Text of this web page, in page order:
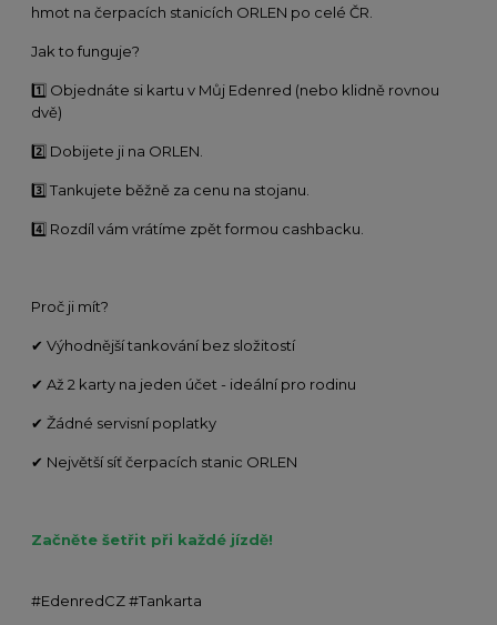
hmot na čerpacích stanicích ORLEN po celé ČR.
Jak to funguje?
1️⃣ Objednáte si kartu v Můj Edenred (nebo klidně rovnou
dvě)
2️⃣ Dobijete ji na ORLEN.
3️⃣ Tankujete běžně za cenu na stojanu.
4️⃣ Rozdíl vám vrátíme zpět formou cashbacku.
Proč ji mít?
✔ Výhodnější tankování bez složitostí
✔ Až 2 karty na jeden účet - ideální pro rodinu
✔ Žádné servisní poplatky
✔ Největší síť čerpacích stanic ORLEN
Začněte šetřit při každé jízdě!
#EdenredCZ #Tankarta